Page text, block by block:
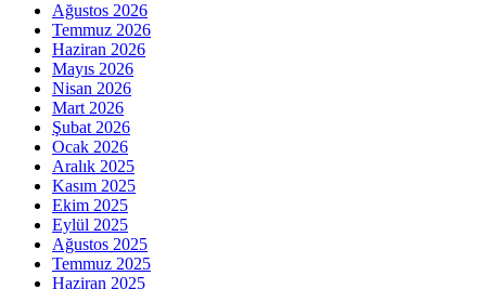
Ağustos 2026
Temmuz 2026
Haziran 2026
Mayıs 2026
Nisan 2026
Mart 2026
Şubat 2026
Ocak 2026
Aralık 2025
Kasım 2025
Ekim 2025
Eylül 2025
Ağustos 2025
Temmuz 2025
Haziran 2025